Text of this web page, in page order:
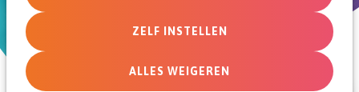
ZELF INSTELLEN
ALLES WEIGEREN